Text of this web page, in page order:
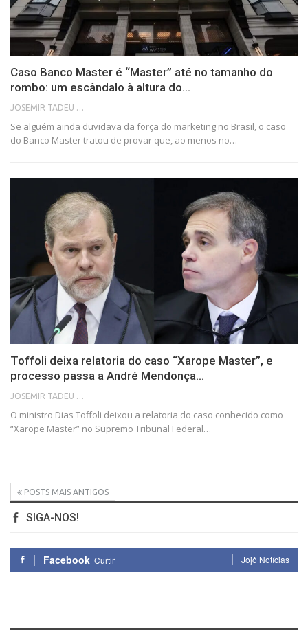
Caso Banco Master é “Master” até no tamanho do
rombo: um escândalo à altura do…
JOSEMIR TADEU FONSECA
Se alguém ainda duvidava da força do marketing no Brasil, o caso
do Banco Master tratou de provar que, ao menos no…
Toffoli deixa relatoria do caso “Xarope Master”, e
processo passa a André Mendonça…
JOSEMIR TADEU FONSECA
O ministro Dias Toffoli deixou a relatoria do caso conhecido como
“Xarope Master” no Supremo Tribunal Federal…
POSTS MAIS ANTIGOS
SIGA-NOS!
Facebook Curtir Jojô Notícias